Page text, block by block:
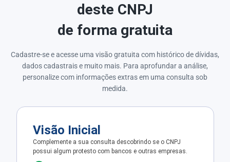
deste CNPJ
de forma gratuita
Cadastre-se e acesse uma visão gratuita com histórico de dívidas,
dados cadastrais e muito mais. Para aprofundar a análise,
personalize com informações extras em uma consulta sob
medida.
Visão Inicial
Complemente a sua consulta descobrindo se o CNPJ
possui algum protesto com bancos e outras empresas.